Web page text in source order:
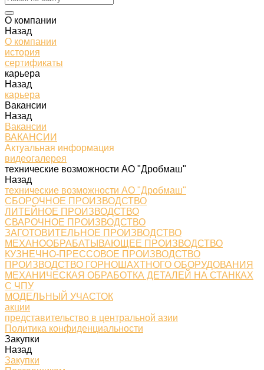
О компании
Назад
О компании
история
сертификаты
карьера
Назад
карьера
Вакансии
Назад
Вакансии
ВАКАНСИИ
Актуальная информация
видеогалерея
технические возможности АО "Дробмаш"
Назад
технические возможности АО "Дробмаш"
СБОРОЧНОЕ ПРОИЗВОДСТВО
ЛИТЕЙНОЕ ПРОИЗВОДСТВО
СВАРОЧНОЕ ПРОИЗВОДСТВО
ЗАГОТОВИТЕЛЬНОЕ ПРОИЗВОДСТВО
МЕХАНООБРАБАТЫВАЮЩЕЕ ПРОИЗВОДСТВО
КУЗНЕЧНО-ПРЕССОВОЕ ПРОИЗВОДСТВО
ПРОИЗВОДСТВО ГОРНОШАХТНОГО ОБОРУДОВАНИЯ
МЕХАНИЧЕСКАЯ ОБРАБОТКА ДЕТАЛЕЙ НА СТАНКАХ
С ЧПУ
МОДЕЛЬНЫЙ УЧАСТОК
акции
представительство в центральной азии
Политика конфиденциальности
Закупки
Назад
Закупки